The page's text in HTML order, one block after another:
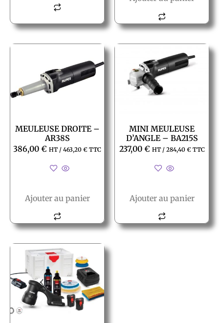
MEULEUSE DROITE –
AR38S
386,00 € HT / 463,20 € TTC
Ajouter au panier
MINI MEULEUSE
D’ANGLE – BA215S
237,00 € HT / 284,40 €TTC
Ajouter au panier